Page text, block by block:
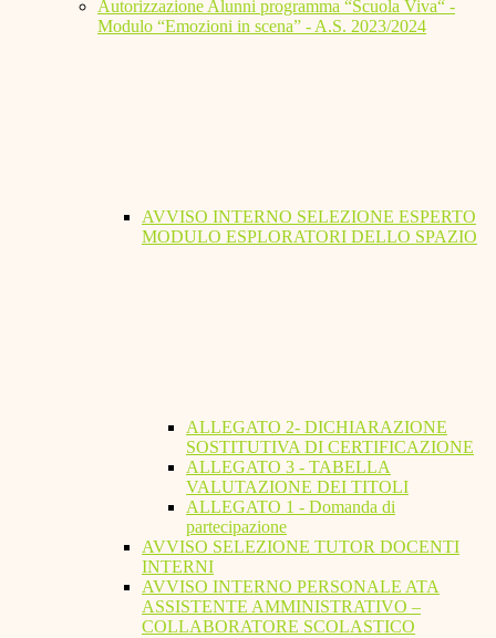
Autorizzazione Alunni programma “Scuola Viva“ -
Modulo “Emozioni in scena” - A.S. 2023/2024
AVVISO INTERNO SELEZIONE ESPERTO
MODULO ESPLORATORI DELLO SPAZIO
ALLEGATO 2- DICHIARAZIONE
SOSTITUTIVA DI CERTIFICAZIONE
ALLEGATO 3 - TABELLA
VALUTAZIONE DEI TITOLI
ALLEGATO 1 - Domanda di
partecipazione
AVVISO SELEZIONE TUTOR DOCENTI
INTERNI
AVVISO INTERNO PERSONALE ATA
ASSISTENTE AMMINISTRATIVO –
COLLABORATORE SCOLASTICO